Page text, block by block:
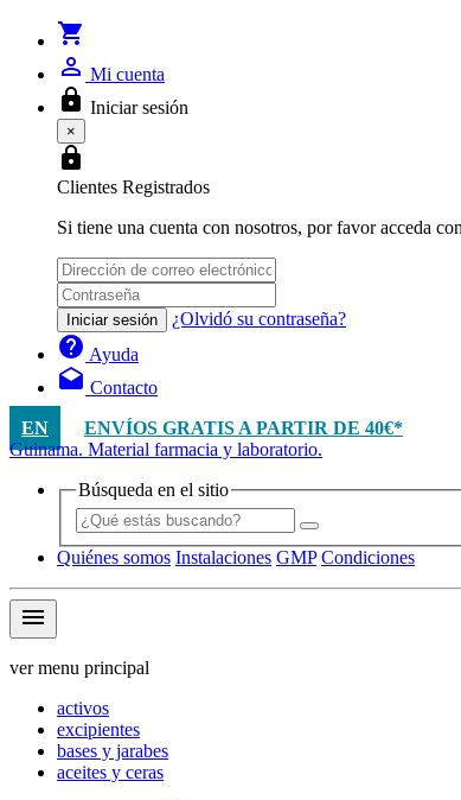
shopping_cart
person_outline Mi cuenta
lock Iniciar sesión
×
lock
Clientes Registrados
Si tiene una cuenta con nosotros, por favor acceda
Iniciar sesión ¿Olvidó su contraseña?
help Ayuda
drafts Contacto
EN
ENVÍOS GRATIS A PARTIR DE 40€*
Guinama. Material farmacia y laboratorio.
Búsqueda en el sitio
Quiénes somos Instalaciones GMP Condiciones
menu
ver menu principal
activos
excipientes
bases y jarabes
aceites y ceras